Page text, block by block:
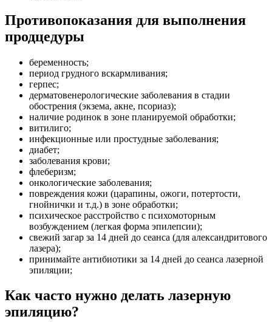
Противопоказания для выполнения
продцедуры
беременность;
период грудного вскармливания;
герпес;
дерматовенерологические заболевания в стадии
обострения (экзема, акне, псориаз);
наличие родинок в зоне планируемой обработки;
витилиго;
инфекционные или простудные заболевания;
диабет;
заболевания крови;
флеберизм;
онкологические заболевания;
повреждения кожи (царапины, ожоги, потертости,
гнойнички и т.д.) в зоне обработки;
психическое расстройство с психомоторным
возбуждением (легкая форма эпилепсии);
свежий загар за 14 дней до сеанса (для александритового
лазера);
принимайте антибиотики за 14 дней до сеанса лазерной
эпиляции;
Как часто нужно делать лазерную
эпиляцию?